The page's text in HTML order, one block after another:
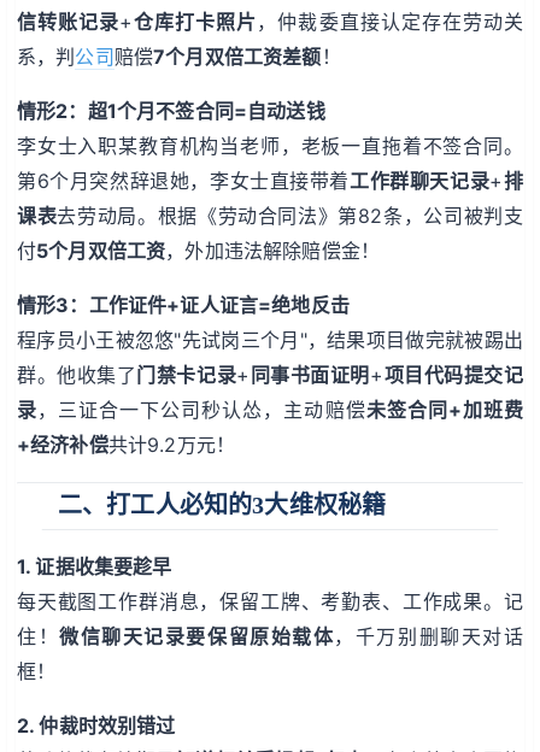
信转账记录+仓库打卡照片 ，仲裁委直接认定存在劳动关
系，判公司赔偿7个月双倍工资差额 ！
情形2：超1个月不签合同=自动送钱
李女士入职某教育机构当老师，老板一直拖着不签合同。
第6个月突然辞退她，李女士直接带着工作群聊天记录+排
课表去劳动局。根据《劳动合同法》第82条，公司被判支
付5个月双倍工资，外加违法解除赔偿金！
情形3：工作证件+证人证言=绝地反击
程序员小王被忽悠"先试岗三个月"，结果项目做完就被踢出
群。他收集了门禁卡记录+ 同事书面证明+项目代码提交记
录，三证合一下公司秒认怂，主动赔偿未签合同+加班费
+经济补偿共计9.2万元！
二、打工人必知的3大维权秘籍
1. 证据收集要趁早
每天截图工作群消息，保留工牌、考勤表、工作成果。记
住！微信聊天记录要保留原始载体，千万别删聊天对话
框！
2. 仲裁时效别错过